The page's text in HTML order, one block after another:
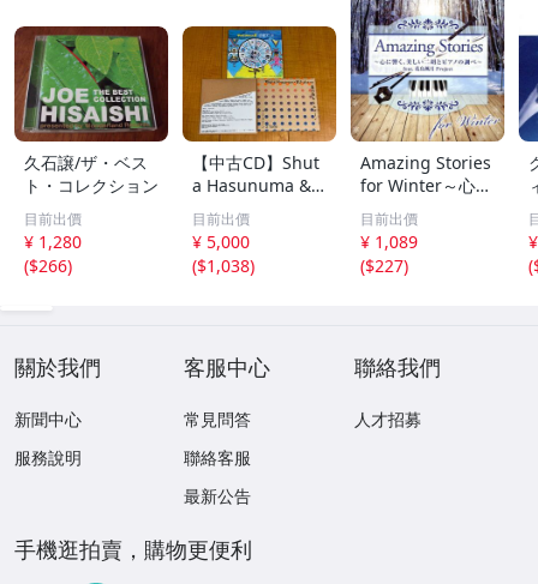
久石譲/ザ・ベス
ト・コレクション
目前出價
¥ 1,280
($266)
【中古CD】Shut
a Hasunuma &
U-zhaan / 蓮沼執
太 & ユザーン ア
ルバム3枚セット
/ マンガをはみだ
目前出價
¥ 5,000
($1,038)
Amazing Stories
for Winter～心に
響く、美しい二胡
とピアノの調べ～
feat.花鳥風月Proj
ect/花鳥風月Proj
目前出價
¥ 1,089
($227)
(
(
關於我們
新聞中心
服務說明
客服中心
常見問答
聯絡客服
最新公告
聯絡我們
人才招募
手機逛拍賣，購物更便利